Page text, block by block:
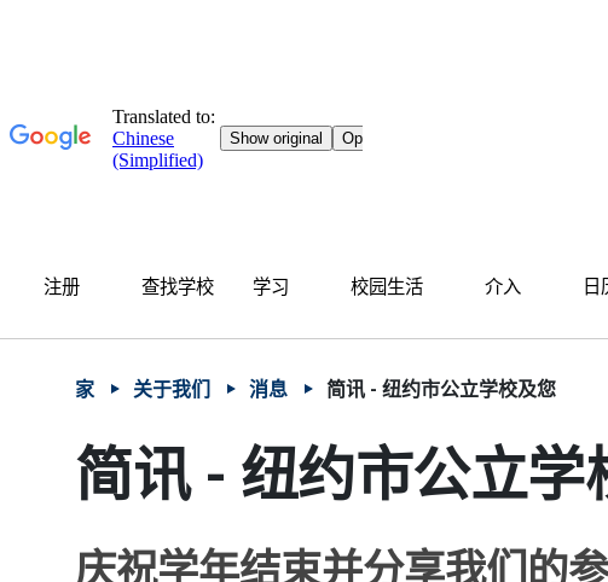
注册 查找学校 学习 校园生活 介入 日
家 关于我们 消息 简讯 - 纽约市公立学校及您
简讯 - 纽约市公立学
庆祝学年结束并分享我们的